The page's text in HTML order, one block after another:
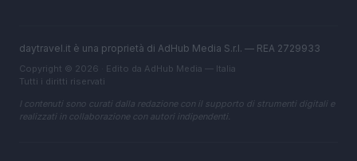
daytravel.it è una proprietà di AdHub Media S.r.l. — REA 2729933
Copyright © 2026 · Edito da AdHub Media — Italia
Tutti i diritti riservati
I contenuti sono curati dalla redazione con il supporto di strumenti digitali e
realizzati in collaborazione con autori indipendenti.